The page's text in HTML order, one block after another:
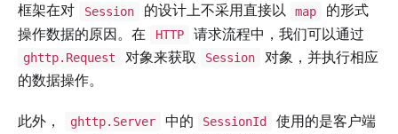
框架在对
Session 的设计上不采用直接以 map
的形式
操作数据的原因。在
HTTP 请求流程中，我们可以通过
ghttp.Request 对象来获取 Session
对象，并执行相应
的数据操作。
此外， ghttp.Server 中的 SessionId
使用的是客户端